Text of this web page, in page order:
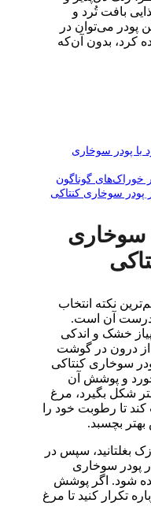
بافت تُرد و
پودر می‌توان در
کرد، بدون آن‌که
با پودر سوخاری
خوراک‌های گوناگون
پودر سوخاری کنتاکی
سوخاری
نکته انتخاب
درست آن است.
خشک و اندکی
از درون در گوشت
سوخاری کنتاکی
و پوشش آن
شکل بگیرد، مرغ
تا رطوبت خود را
بچسبد.
بغلتانید، سپس در
پودر سوخاری
شود. اگر پوشش
تکرار کنید تا مرغ